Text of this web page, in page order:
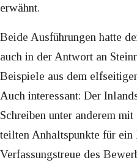
erwähnt.
Beide Ausführungen hatte
auch in der Antwort an
Beispiele aus dem
Auch interessant: Der
Schreiben unter anderem
teilten Anhaltspunkte für
Verfassungstreue des